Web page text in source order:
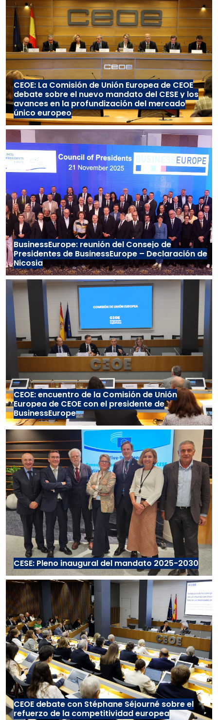
CEOE: La Comisión de Unión Europea de CEOE
debate sobre el nuevo mandato del CESE y los
avances en la profundización del mercado
único europeo
BusinessEurope: reunión del Consejo de
Presidentes de BusinessEurope – Declaración de
Nicosia
CEOE: encuentro de la Comisión de Unión
Europea de CEOE con el presidente de
BusinessEurope
CESE: Pleno inaugural del mandato 2025-2030
CEOE debate con Stéphane Séjourné sobre el
refuerzo de la competitividad europea